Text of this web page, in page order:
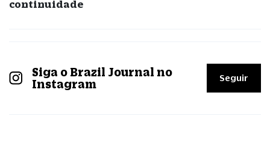
continuidade
Siga o Brazil Journal no
Instagram
Seguir